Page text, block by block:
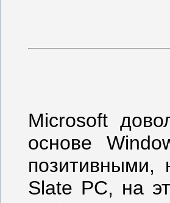
Microsoft
основе
позитивными,
Slate PC, на